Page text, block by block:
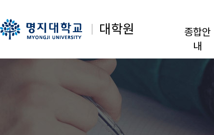
대학원
종합안
내